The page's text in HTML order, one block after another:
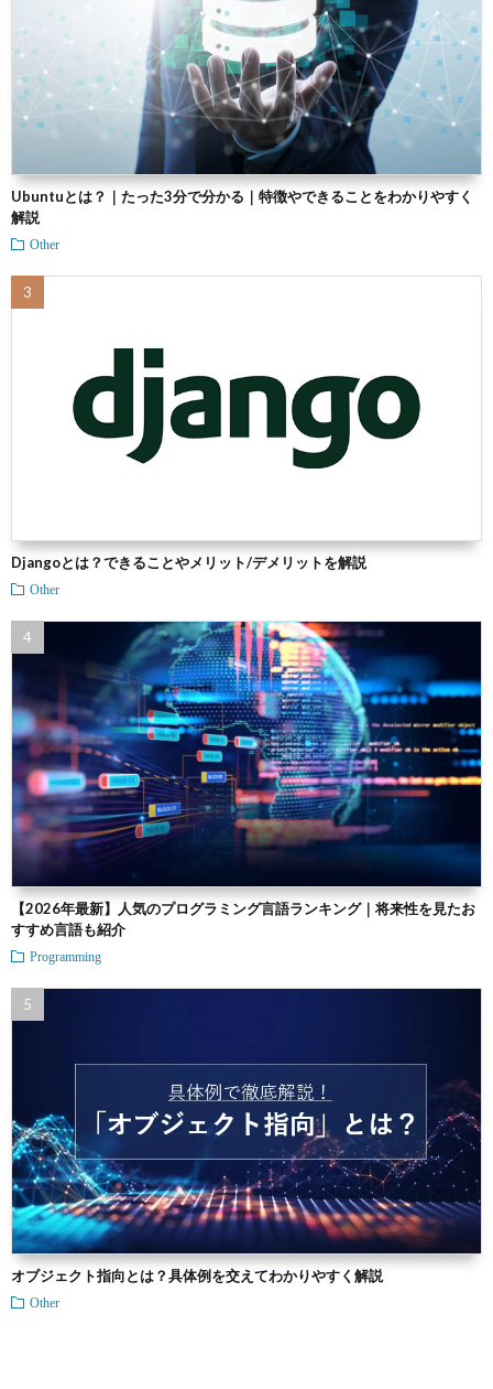
Ubuntuとは？｜たった3分で分かる｜特徴やできることをわかりやすく
解説
Other
Djangoとは？できることやメリット/デメリットを解説
Other
【2026年最新】人気のプログラミング言語ランキング｜将来性を見たお
すすめ言語も紹介
Programming
オブジェクト指向とは？具体例を交えてわかりやすく解説
Other